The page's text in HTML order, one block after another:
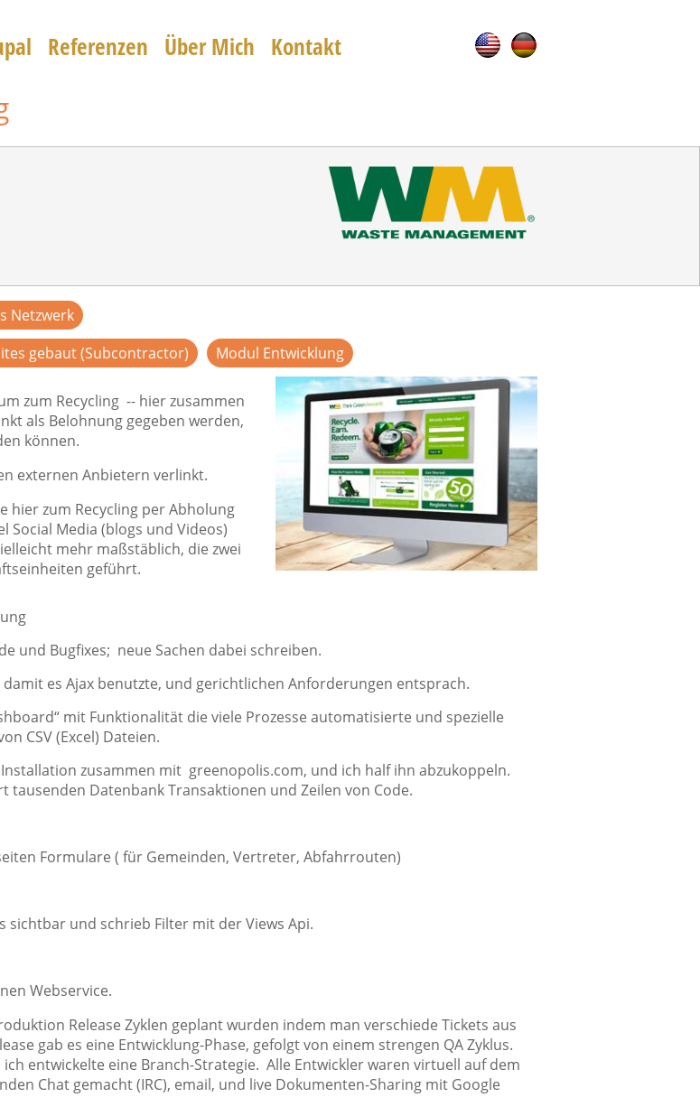
Referenzen Über Mich Kontakt
Netzwerk
gebaut (Subcontractor) Modul Entwicklung
zum Recycling -- hier zusammen
als Belohnung gegeben werden,
können.
externen Anbietern verlinkt.
hier zum Recycling per Abholung
Social Media (blogs und Videos)
mehr maßstäblich, die zwei
geführt.
und Bugfixes; neue Sachen dabei schreiben.
es Ajax benutzte, und gerichtlichen Anforderungen entsprach.
mit Funktionalität die viele Prozesse automatisierte und spezielle
CSV (Excel) Dateien.
zusammen mit greenopolis.com, und ich half ihn abzukoppeln.
Datenbank Transaktionen und Zeilen von Code.
Formulare ( für Gemeinden, Vertreter, Abfahrrouten)
sichtbar und schrieb Filter mit der Views Api.
Webservice.
Release Zyklen geplant wurden indem man verschiede Tickets aus
gab es eine Entwicklung-Phase, gefolgt von einem strengen QA Zyklus.
entwickelte eine Branch-Strategie. Alle Entwickler waren virtuell auf dem
Chat gemacht (IRC), email, und live Dokumenten-Sharing mit Google